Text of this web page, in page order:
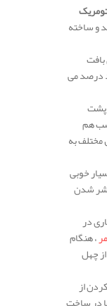
و ساخته
درصد می
پشت
هم
مختلف به
خوبی
شدن
در
، هنگام
چهل
از